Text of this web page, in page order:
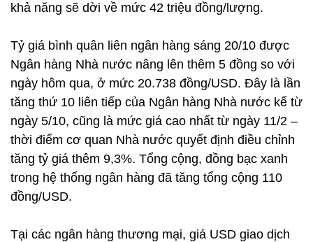
khả năng sẽ dời về mức 42 triệu đồng/lượng.
Tỷ giá bình quân liên ngân hàng sáng 20/10 được
Ngân hàng Nhà nước nâng lên thêm 5 đồng so với
ngày hôm qua, ở mức 20.738 đồng/USD. Đây là lần
tăng thứ 10 liên tiếp của Ngân hàng Nhà nước kể từ
ngày 5/10, cũng là mức giá cao nhất từ ngày 11/2 –
thời điểm cơ quan Nhà nước quyết định điều chỉnh
tăng tỷ giá thêm 9,3%. Tổng cộng, đồng bạc xanh
trong hệ thống ngân hàng đã tăng tổng cộng 110
đồng/USD.
Tại các ngân hàng thương mại, giá USD giao dịch